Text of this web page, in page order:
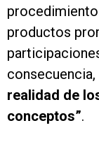
productos
consecuencia,
realidad de
conceptos”.